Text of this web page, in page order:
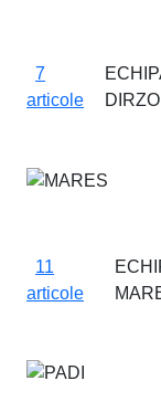
7
articole
11
articole